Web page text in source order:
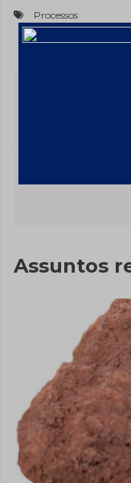
Processos
Post
Assuntos